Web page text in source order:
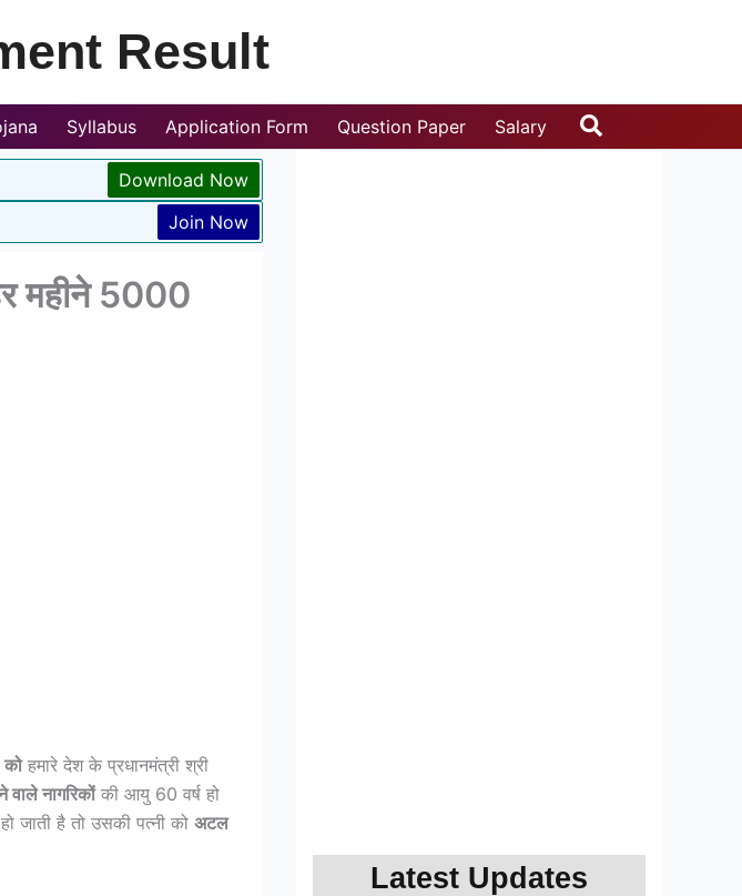
Result
Syllabus Application Form Question Paper Salary Search
Download Now
Join Now
महीने 5000
हमारे देश के प्रधानमंत्री श्री
नागरिकोंकी आयु 60 वर्ष हो
जाती है तो उसकी पत्नी को अटल
Latest Updates